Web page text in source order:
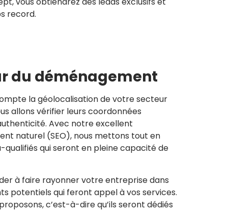
record.
du déménagement
la géolocalisation de votre secteur
allons vérifier leurs coordonnées
Avec notre excellent
naturel (SEO), nous mettons tout en
qui seront en pleine capacité de
à faire rayonner votre entreprise dans
potentiels qui feront appel à vos services.
c’est-à-dire qu’ils seront dédiés